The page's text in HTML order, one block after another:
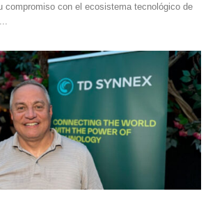
compromiso con el ecosistema tecnológico de